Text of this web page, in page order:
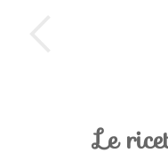
Le